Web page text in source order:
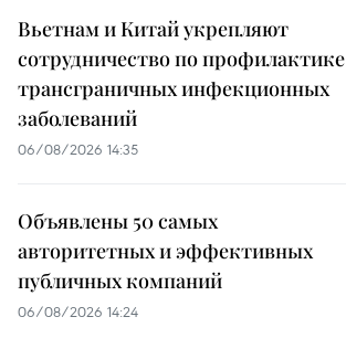
Вьетнам и Китай укрепляют
сотрудничество по профилактике
трансграничных инфекционных
заболеваний
06/08/2026 14:35
Объявлены 50 самых
авторитетных и эффективных
публичных компаний
06/08/2026 14:24